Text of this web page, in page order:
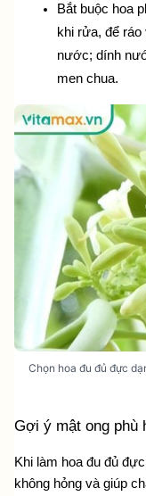
Bắt buộc hoa
khi rửa, để ráo
nước; dính
men chua.
Chọn hoa đu đủ đực
Gợi ý mật ong phù
Khi làm hoa đu đủ
không hỏng và giúp